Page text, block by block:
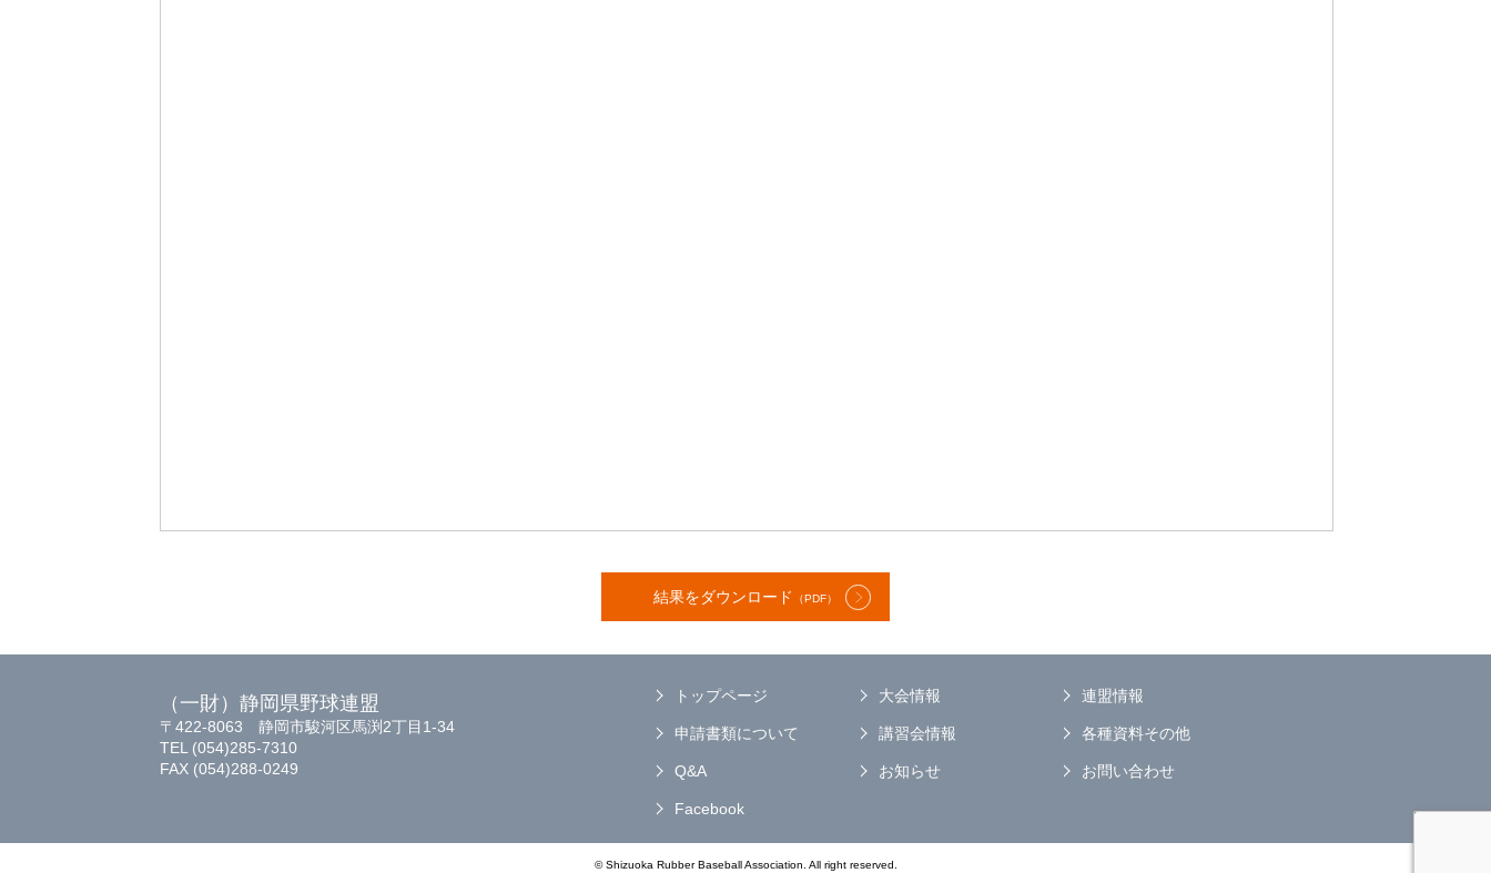
結果をダウンロード （PDF）
（一財）静岡県野球連盟
〒422-8063 静岡市駿河区馬渕2丁目1-34
TEL (054)285-7310
FAX (054)288-0249
トップページ 大会情報 連盟情報
申請書類について 講習会情報 各種資料その他
Q&A お知らせ お問い合わせ
Facebook
© Shizuoka Rubber Baseball Association. All right reserved.